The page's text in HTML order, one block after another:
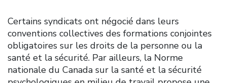
Certains syndicats ont négocié dans leurs
conventions collectives des formations conjointes
obligatoires sur les droits de la personne ou la
santé et la sécurité. Par ailleurs, la Norme
nationale du Canada sur la santé et la sécurité